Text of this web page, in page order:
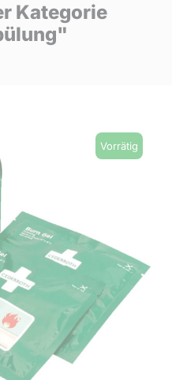
Kategorie
Vorrätig